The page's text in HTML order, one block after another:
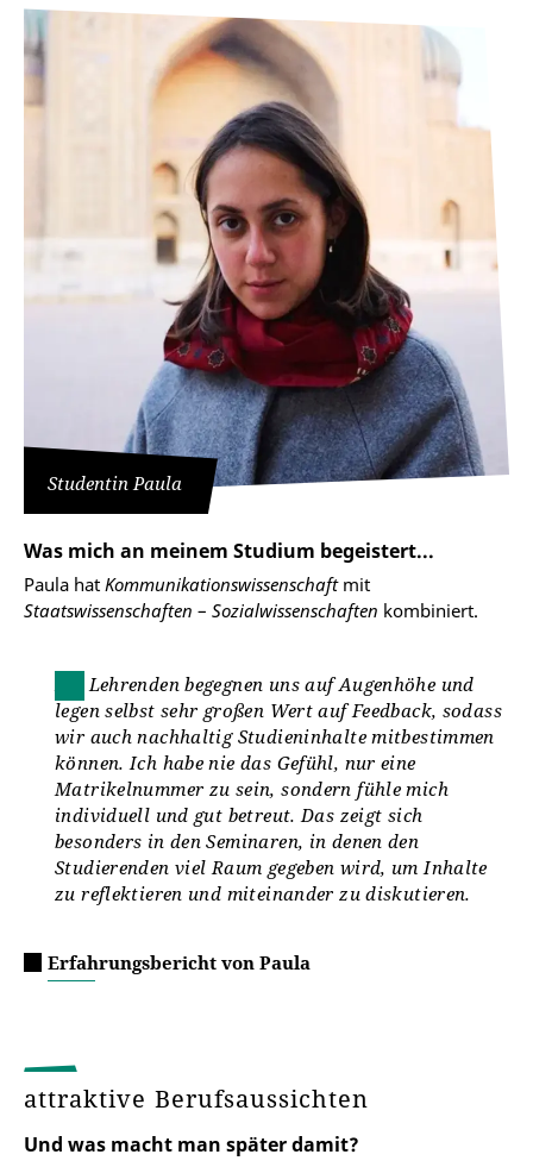
Studentin Paula
Was mich an meinem Studium begeistert...
Paula hat Kommunikationswissenschaftmit
Staatswissenschaften – Sozialwissenschaften kombiniert.
Die Lehrenden begegnen uns auf Augenhöhe und
legen selbst sehr großen Wert auf Feedback, sodass
wir auch nachhaltig Studieninhalte mitbestimmen
können. Ich habe nie das Gefühl, nur eine
Matrikelnummer zu sein, sondern fühle mich
individuell und gut betreut. Das zeigt sich
besonders in den Seminaren, in denen den
Studierenden viel Raum gegeben wird, um Inhalte
zu reflektieren und miteinander zu diskutieren.
Erfahrungsbericht von Paula
attraktive Berufsaussichten
Und was macht man später damit?